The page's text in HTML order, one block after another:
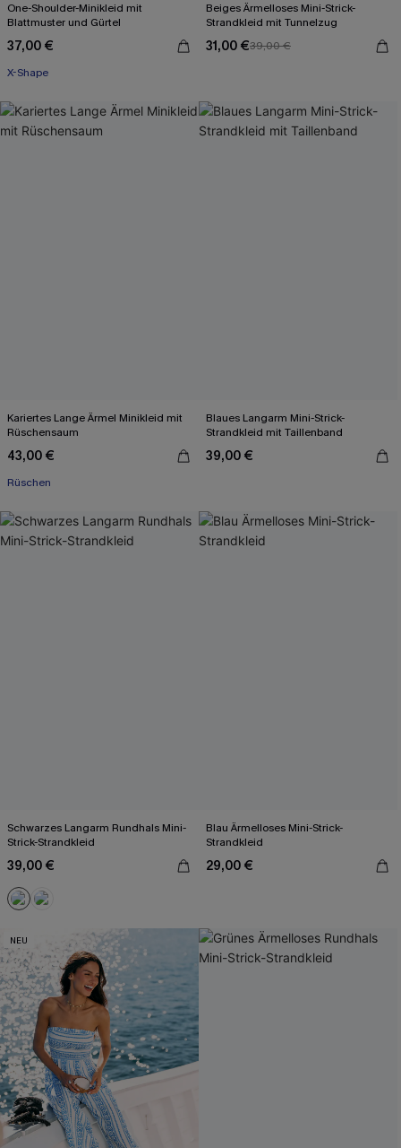
One-Shoulder-Minikleid mit
Blattmuster und Gürtel
37,00 €
X-Shape
Beiges Ärmelloses Mini-Strick-
Strandkleid mit Tunnelzug
31,00 €39,00 €
Kariertes Lange Ärmel Minikleid mit
Rüschen­saum
43,00 €
Rüschen
Blaues Langarm Mini-Strick-
Strandkleid mit Taillenband
39,00 €
Schwarzes Langarm Rundhals Mini-
Strick-Strandkleid
39,00 €
Blau Ärmelloses Mini-Strick-
Strandkleid
29,00 €
NEU